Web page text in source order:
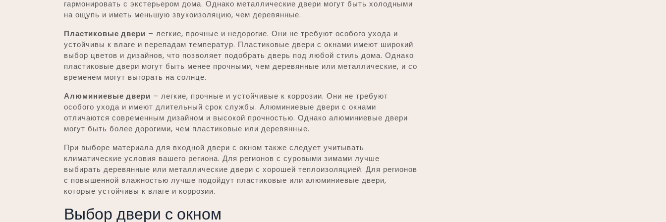
гармонировать с экстерьером дома. Однако металлические двери могут быть холодными
на ощупь и иметь меньшую звукоизоляцию, чем деревянные.
Пластиковые двери – легкие, прочные и недорогие. Они не требуют особого ухода и
устойчивы к влаге и перепадам температур. Пластиковые двери с окнами имеют широкий
выбор цветов и дизайнов, что позволяет подобрать дверь под любой стиль дома. Однако
пластиковые двери могут быть менее прочными, чем деревянные или металлические, и со
временем могут выгорать на солнце.
Алюминиевые двери – легкие, прочные и устойчивые к коррозии. Они не требуют
особого ухода и имеют длительный срок службы. Алюминиевые двери с окнами
отличаются современным дизайном и высокой прочностью. Однако алюминиевые двери
могут быть более дорогими, чем пластиковые или деревянные.
При выборе материала для входной двери с окном также следует учитывать
климатические условия вашего региона. Для регионов с суровыми зимами лучше
выбирать деревянные или металлические двери с хорошей теплоизоляцией. Для регионов
с повышенной влажностью лучше подойдут пластиковые или алюминиевые двери,
которые устойчивы к влаге и коррозии.
Выбор двери с окном